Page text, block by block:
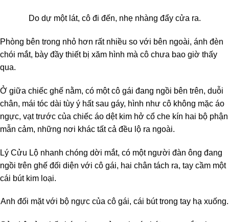
Do dự một lát, cô đi đến, nhẹ nhàng đẩy cửa ra.
Phòng bên trong nhỏ hơn rất nhiều so với bên ngoài, ánh đèn
chói mắt, bày đầy thiết bị xăm hình mà cô chưa bao giờ thấy
qua.
Ở giữa chiếc ghế nằm, có một cô gái đang ngồi bên trên, duỗi
chân, mái tóc dài tùy ý hất sau gáy, hình như cô không mặc áo
ngực, vạt trước của chiếc áo dệt kim hở cổ che kín hai bộ phận
mẫn cảm, những nơi khác tất cả đều lộ ra ngoài.
Lý Cửu Lộ nhanh chóng dời mắt, có một người đàn ông đang
ngồi trên ghế đối diện với cô gái, hai chân tách ra, tay cầm một
cái bút kim loại.
Anh đối mặt với bộ ngực của cô gái, cái bút trong tay hạ xuống.